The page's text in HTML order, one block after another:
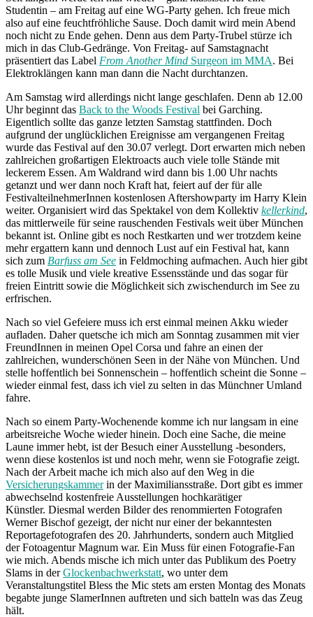
Studentin – am Freitag auf eine WG-Party gehen. Ich freue mich
also auf eine feuchtfröhliche Sause. Doch damit wird mein Abend
noch nicht zu Ende gehen. Denn aus dem Party-Trubel stürze ich
mich in das Club-Gedränge. Von Freitag- auf Samstagnacht
präsentiert das Label From Another Mind Surgeon im MMA. Bei
Elektroklängen kann man dann die Nacht durchtanzen.
Am Samstag wird allerdings nicht lange geschlafen. Denn ab 12.00
Uhr beginnt das Back to the Woods Festival bei Garching.
Eigentlich sollte das ganze letzten Samstag stattfinden. Doch
aufgrund der unglücklichen Ereignisse am vergangenen Freitag
wurde das Festival auf den 30.07 verlegt. Dort erwarten mich neben
zahlreichen großartigen Elektroacts auch viele tolle Stände mit
leckerem Essen. Am Waldrand wird dann bis 1.00 Uhr nachts
getanzt und wer dann noch Kraft hat, feiert auf der für alle
FestivalteilnehmerInnen kostenlosen Aftershowparty im Harry Klein
weiter. Organisiert wird das Spektakel von dem Kollektiv kellerkind,
das mittlerweile für seine rauschenden Festivals weit über München
bekannt ist. Online gibt es noch Restkarten und wer trotzdem keine
mehr ergattern kann und dennoch Lust auf ein Festival hat, kann
sich zum Barfuss am See in Feldmoching aufmachen. Auch hier gibt
es tolle Musik und viele kreative Essensstände und das sogar für
freien Eintritt sowie die Möglichkeit sich zwischendurch im See zu
erfrischen.
Nach so viel Gefeiere muss ich erst einmal meinen Akku wieder
aufladen. Daher quetsche ich mich am Sonntag zusammen mit vier
FreundInnen in meinen Opel Corsa und fahre an einen der
zahlreichen, wunderschönen Seen in der Nähe von München. Und
stelle hoffentlich bei Sonnenschein – hoffentlich scheint die Sonne –
wieder einmal fest, dass ich viel zu selten in das Münchner Umland
fahre.
Nach so einem Party-Wochenende komme ich nur langsam in eine
arbeitsreiche Woche wieder hinein. Doch eine Sache, die meine
Laune immer hebt, ist der Besuch einer Ausstellung -besonders,
wenn diese kostenlos ist und noch mehr, wenn sie Fotografie zeigt.
Nach der Arbeit mache ich mich also auf den Weg in die
Versicherungskammerin der Maximiliansstraße. Dort gibt es immer
abwechselnd kostenfreie Ausstellungen hochkarätiger
Künstler. Diesmal werden Bilder des renommierten Fotografen
Werner Bischof gezeigt, der nicht nur einer der bekanntesten
Reportagefotografen des 20. Jahrhunderts, sondern auch Mitglied
der Fotoagentur Magnum war. Ein Muss für einen Fotografie-Fan
wie mich. Abends mische ich mich unter das Publikum des Poetry
Slams in derGlockenbachwerkstatt, wo unter dem
Veranstaltungstitel Bless the Mic stets am ersten Montag des Monats
begabte junge SlamerInnen auftreten und sich batteln was das Zeug
hält.